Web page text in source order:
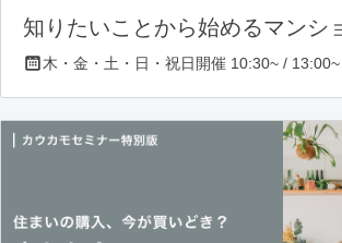
知りたいことから始めるマンシ